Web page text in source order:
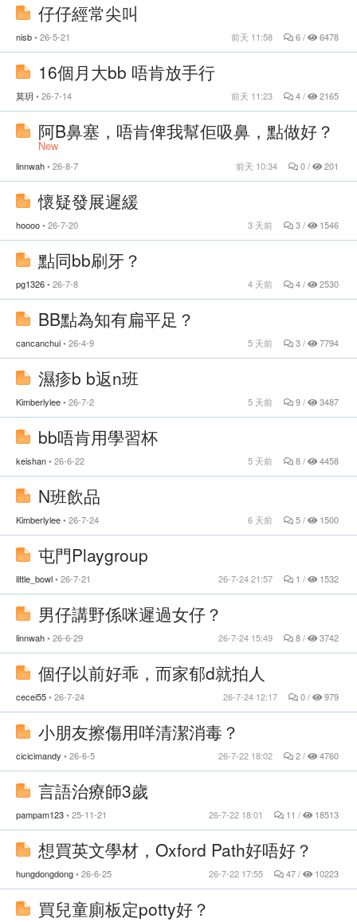
仔仔經常尖叫
nisb 26-5-21 6 / 6478
前天 11:58
16個月大bb 唔肯放手行
莫玥 26-7-14 4 / 2165
前天 11:23
阿B鼻塞，唔肯俾我幫佢吸鼻，點做好？
New
linnwah 26-8-7 0 / 201
前天 10:34
懷疑發展遲緩
hoooo 26-7-20 3 / 1546
3 天前
點同bb刷牙？
pg1326 26-7-8 4 / 2530
4 天前
BB點為知有扁平足？
cancanchui 26-4-9 3 / 7794
5 天前
濕疹b b返n班
Kimberlylee 26-7-2 9 / 3487
5 天前
bb唔肯用學習杯
keishan 26-6-22 8 / 4458
5 天前
N班飲品
Kimberlylee 26-7-24 5 / 1500
6 天前
屯門Playgroup
little_bowl 26-7-21 1 / 1532
26-7-24 21:57
男仔講野係咪遲過女仔？
linnwah 26-6-29 8 / 3742
26-7-24 15:49
個仔以前好乖，而家郁d就拍人
cecei55 26-7-24 0 / 979
26-7-24 12:17
小朋友擦傷用咩清潔消毒？
cicicimandy 26-6-5 2 / 4760
26-7-22 18:02
言語治療師3歲
pampam123 25-11-21 11 / 18513
26-7-22 18:01
想買英文學材，Oxford Path好唔好？
hungdongdong 26-6-25 47 / 10223
26-7-22 17:55
買兒童廁板定potty好？